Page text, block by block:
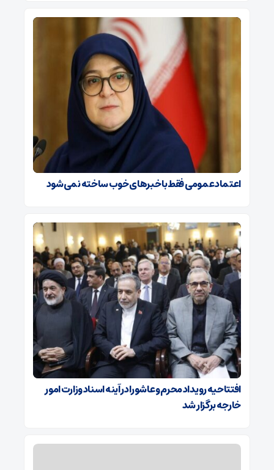
اعتماد عمومی فقط با خبرهای خوب ساخته نمی‌شود
افتتاحیه رویداد محرم و عاشورا در آینه اسناد وزارت امور
خارجه برگزار شد